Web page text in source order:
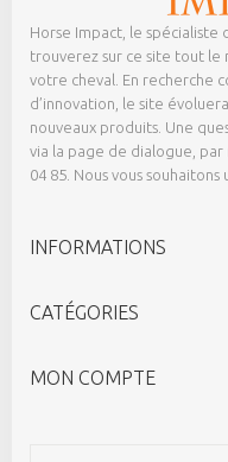
Horse Impact, le spécialiste
trouverez sur ce site tout le
votre cheval. En recherche
d’innovation, le site
nouveaux produits. Une
via la page de dialogue, par
04 85. Nous vous souhaitons
INFORMATIONS
CATÉGORIES
MON COMPTE